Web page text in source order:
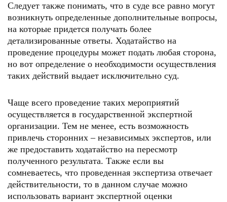
Следует также понимать, что в суде все равно могут
возникнуть определенные дополнительные вопросы,
на которые придется получать более
детализированные ответы. Ходатайство на
проведение процедуры может подать любая сторона,
но вот определение о необходимости осуществления
таких действий выдает исключительно суд.
Чаще всего проведение таких мероприятий
осуществляется в государственной экспертной
организации. Тем не менее, есть возможность
привлечь сторонних – независимых экспертов, или
же предоставить ходатайство на пересмотр
полученного результата. Также если вы
сомневаетесь, что проведенная экспертиза отвечает
действительности, то в данном случае можно
использовать вариант экспертной оценки